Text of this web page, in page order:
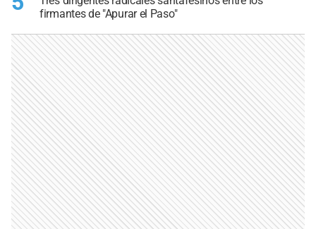
firmantes de "Apurar el Paso"